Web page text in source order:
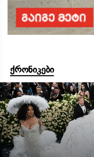
ქრონიკები